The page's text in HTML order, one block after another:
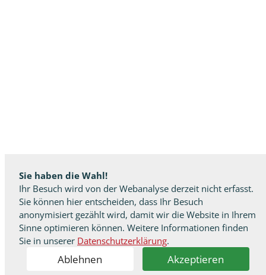
Sie haben die Wahl!
Ihr Besuch wird von der Webanalyse derzeit nicht erfasst.
Sie können hier entscheiden, dass Ihr Besuch
anonymisiert gezählt wird, damit wir die Website in Ihrem
Sinne optimieren können. Weitere Informationen finden
Sie in unserer Datenschutzerklärung.
Ablehnen Akzeptieren